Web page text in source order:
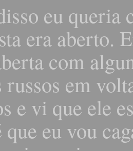
eu queria
era aberto.
com
em
e vi que ele
que eu vou